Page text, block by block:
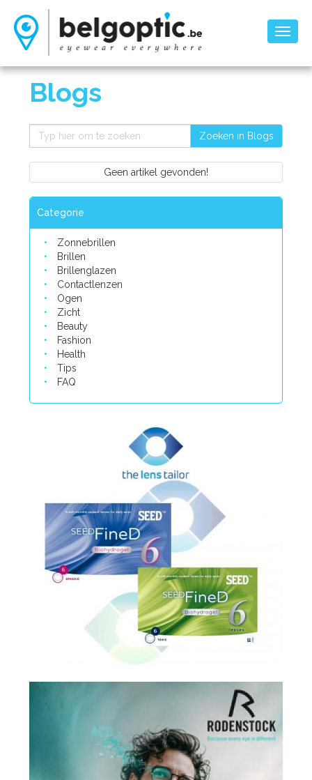
Blogs
Zoeken in Blogs
Geen artikel gevonden!
Categorie
Zonnebrillen
Brillen
Brillenglazen
Contactlenzen
Ogen
Zicht
Beauty
Fashion
Health
Tips
FAQ